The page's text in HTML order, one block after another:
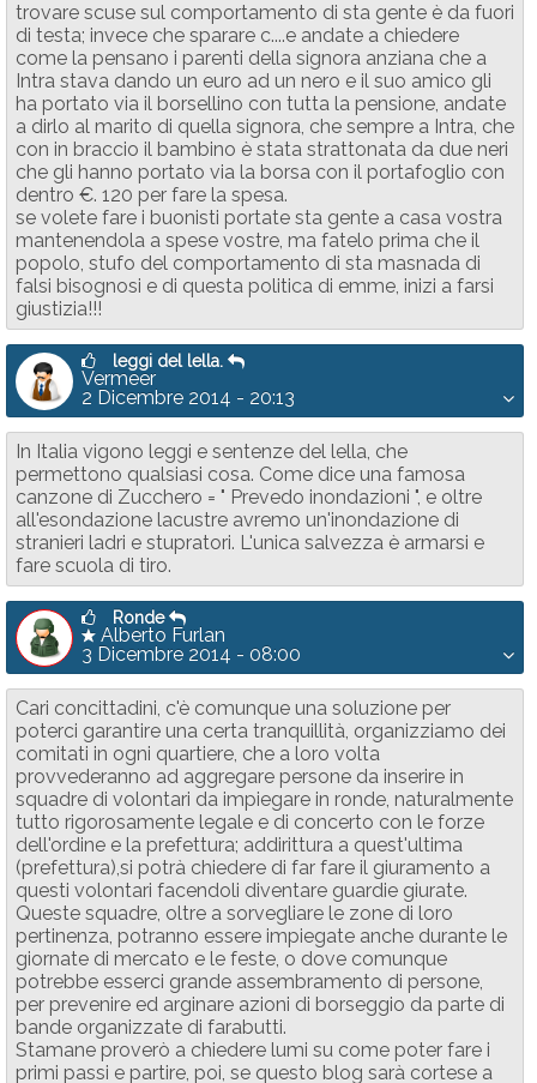
trovare scuse sul comportamento di sta gente è da fuori
di testa; invece che sparare c....e andate a chiedere
come la pensano i parenti della signora anziana che a
Intra stava dando un euro ad un nero e il suo amico gli
ha portato via il borsellino con tutta la pensione, andate
a dirlo al marito di quella signora, che sempre a Intra, che
con in braccio il bambino è stata strattonata da due neri
che gli hanno portato via la borsa con il portafoglio con
dentro €. 120 per fare la spesa.
se volete fare i buonisti portate sta gente a casa vostra
mantenendola a spese vostre, ma fatelo prima che il
popolo, stufo del comportamento di sta masnada di
falsi bisognosi e di questa politica di emme, inizi a farsi
giustizia!!!
leggi del lella.
Vermeer
2 Dicembre 2014 - 20:13
In Italia vigono leggi e sentenze del lella, che
permettono qualsiasi cosa. Come dice una famosa
canzone di Zucchero = " Prevedo inondazioni ", e oltre
all'esondazione lacustre avremo un'inondazione di
stranieri ladri e stupratori. L'unica salvezza è armarsi e
fare scuola di tiro.
Ronde
Alberto Furlan
3 Dicembre 2014 - 08:00
Cari concittadini, c'è comunque una soluzione per
poterci garantire una certa tranquillità, organizziamo dei
comitati in ogni quartiere, che a loro volta
provvederanno ad aggregare persone da inserire in
squadre di volontari da impiegare in ronde, naturalmente
tutto rigorosamente legale e di concerto con le forze
dell'ordine e la prefettura; addirittura a quest'ultima
(prefettura),si potrà chiedere di far fare il giuramento a
questi volontari facendoli diventare guardie giurate.
Queste squadre, oltre a sorvegliare le zone di loro
pertinenza, potranno essere impiegate anche durante le
giornate di mercato e le feste, o dove comunque
potrebbe esserci grande assembramento di persone,
per prevenire ed arginare azioni di borseggio da parte di
bande organizzate di farabutti.
Stamane proverò a chiedere lumi su come poter fare i
primi passi e partire, poi, se questo blog sarà cortese a